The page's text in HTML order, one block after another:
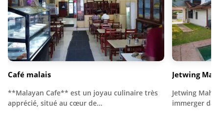
Café malais
**Malayan Cafe** est un joyau culinaire très
apprécié, situé au cœur de…
Jetwing
Jetwing
immerger